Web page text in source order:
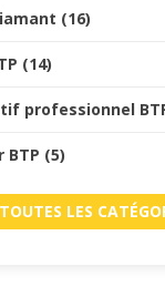
(16)
(14)
professionnel
BTP (5)
LES